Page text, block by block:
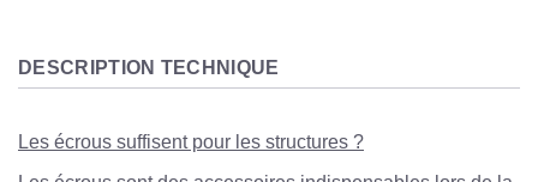
DESCRIPTION TECHNIQUE
Les écrous suffisent pour les structures ?